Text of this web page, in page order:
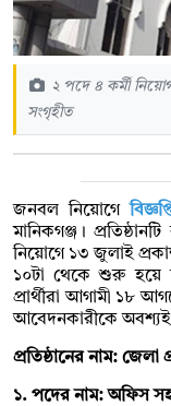
২ পদে ৪ কর্মী
সংগৃহীত
জনবল নিয়োগে
মানিকগঞ্জ।
নিয়োগে ১৩ জুলাই
১০টা থেকে শুরু হয়ে
প্রার্থীরা আগামী ১৮
আবেদনকারীকে অবশ্যই
প্রতিষ্ঠানের নাম: জেলা
১. পদের নাম: অফিস